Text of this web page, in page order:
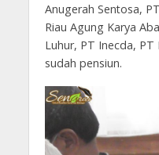
Anugerah Sentosa,
Riau Agung Karya
Luhur, PT Inecda, PT
sudah pensiun.